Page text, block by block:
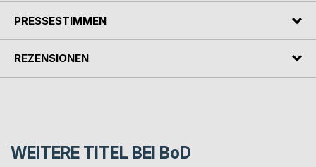
PRESSESTIMMEN
REZENSIONEN
WEITERE TITEL BEI BoD